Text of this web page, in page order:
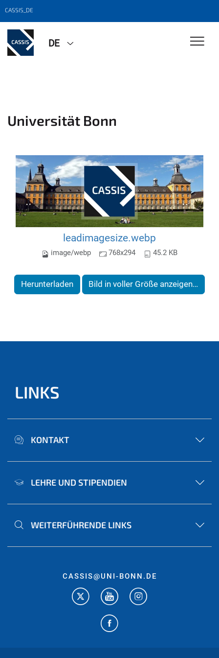
CASSIS_DE
DE
Universität Bonn
leadimagesize.webp
image/webp 768x294 45.2 KB
Herunterladen Bild in voller Größe anzeigen…
LINKS
KONTAKT
LEHRE UND STIPENDIEN
WEITERFÜHRENDE LINKS
CASSIS@UNI-BONN.DE